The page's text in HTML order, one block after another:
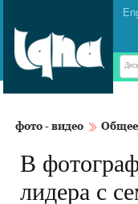
фото - видео Общее
В
лидера с